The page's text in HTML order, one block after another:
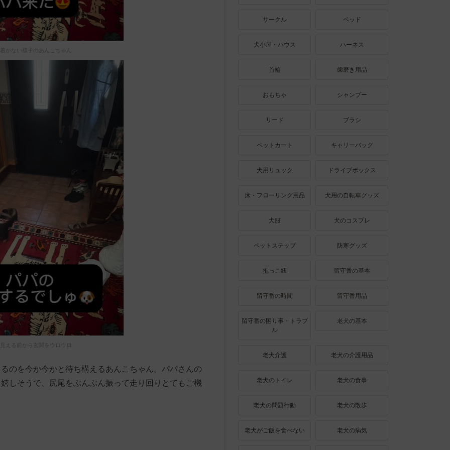
える前から玄関をウロウロ
のを今か今かと待ち構えるあんこちゃん。パパさんの
しそうで、尻尾をぶんぶん振って走り回りとてもご機
サークル ベッド
犬小屋・ハウス ハーネス
首輪 歯磨き用品
おもちゃ シャンプー
リード ブラシ
ペットカート キャリーバッグ
犬用リュック ドライブボックス
床・フローリング用品 犬用の自転車グッズ
犬服 犬のコスプレ
ペットステップ 防寒グッズ
抱っこ紐 留守番の基本
留守番の時間 留守番用品
留守番の困り事・トラブ
ル
老犬の基本
老犬介護 老犬の介護用品
老犬のトイレ 老犬の食事
老犬の問題行動 老犬の散歩
老犬がご飯を食べない 老犬の病気